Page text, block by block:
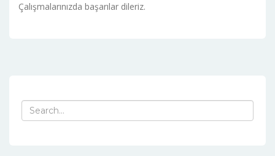
Çalışmalarınızda başarılar dileriz.
Search
for: